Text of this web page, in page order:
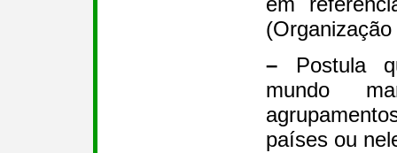
– Postula
mundo
países ou